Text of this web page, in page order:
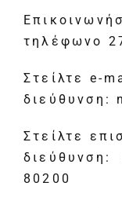
τηλέφωνο
Στείλτε e-
διεύθυνση:
Στείλτε
διεύθυνση:
80200